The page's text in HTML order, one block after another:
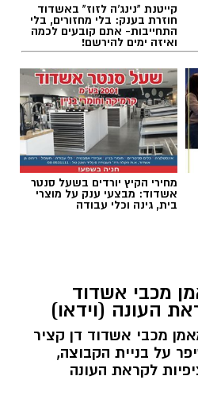
קייטנת "נינג'ה לזוז" באשדוד
חוזרת בענק: בלי מחזורים, בלי
התחייבות- אתם קובעים לכמה
ואיזה ימים להירשם!
מחירי הקיץ יורדים בשעל סנטר
אשדוד: מבצעי ענק על מוצרי
בית, גינה וכלי עבודה
מכבי אשדוד
העונה (וידאו)
מכבי אשדוד דן קציר
על בניית הקבוצה,
לקראת העונה